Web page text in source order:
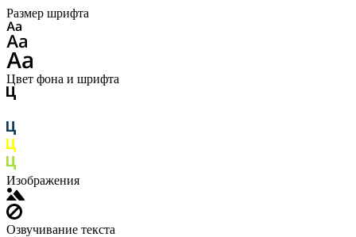
Размер шрифта
Цвет фона и шрифта
Изображения
Озвучивание текста